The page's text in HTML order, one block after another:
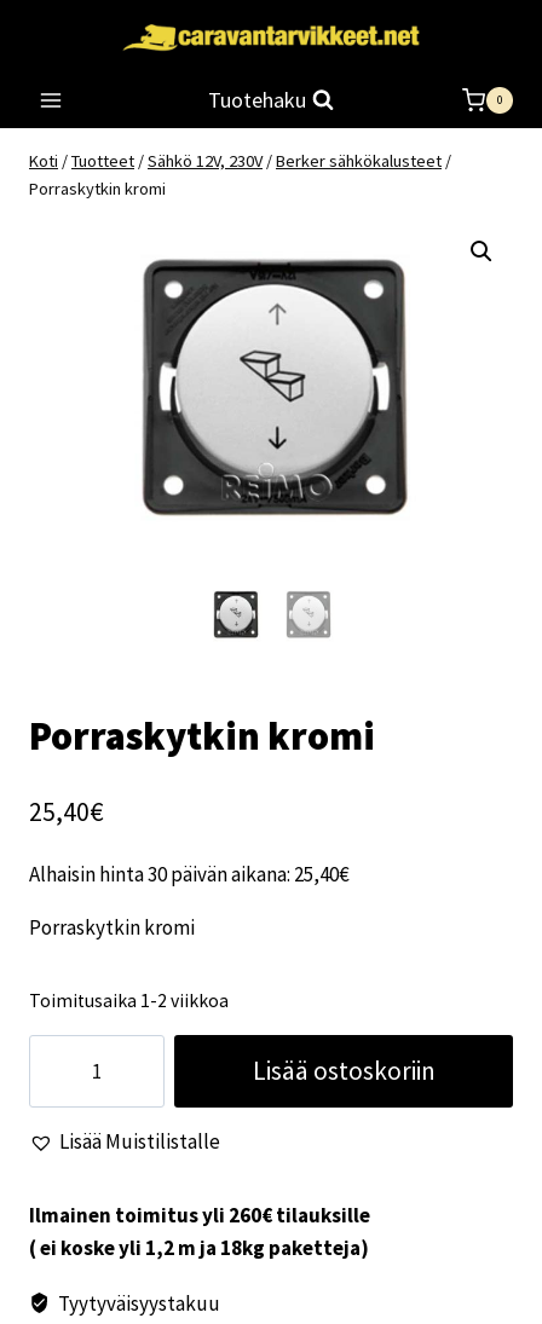
Tuotehaku 0
Koti /Tuotteet /Sähkö 12V, 230V /Berker sähkökalusteet /
Porraskytkin kromi
Porraskytkin kromi
25,40€
Alhaisin hinta 30 päivän aikana: 25,40€
Porraskytkin kromi
Toimitusaika 1-2 viikkoa
määrä
Lisää ostoskoriin
Lisää Muistilistalle
Ilmainen toimitus yli 260€ tilauksille
( ei koske yli 1,2 m ja 18kg paketteja)
Tyytyväisyystakuu